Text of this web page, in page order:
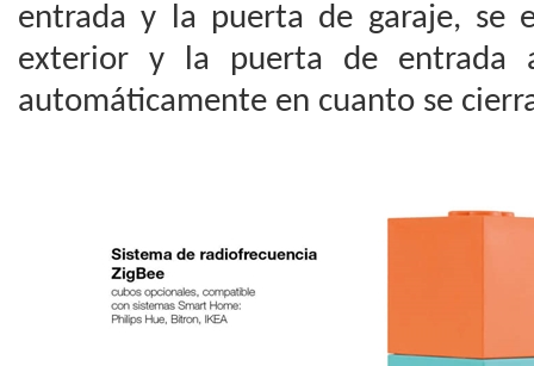
entrada y la puerta de garaje, se
exterior y la puerta de entrada
automáticamente en cuanto se